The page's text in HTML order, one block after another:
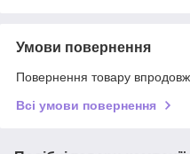
Умови повернення
Повернення товару
Всі умови повернення